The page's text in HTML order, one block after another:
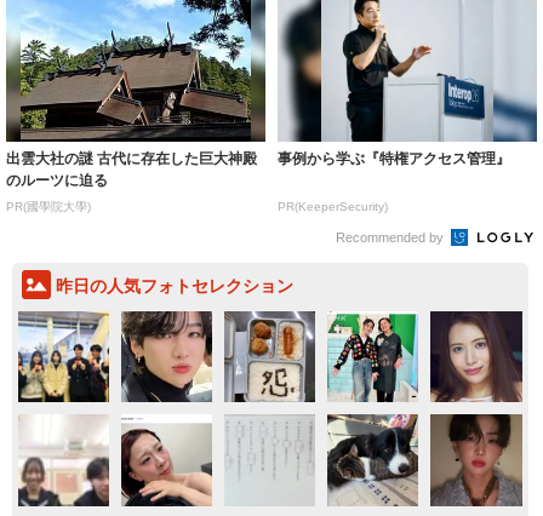
出雲大社の謎 古代に存在した巨大神殿
のルーツに迫る
PR(國學院大學)
事例から学ぶ『特権アクセス管理』
PR(KeeperSecurity)
Recommended by
昨日の人気フォトセレクション